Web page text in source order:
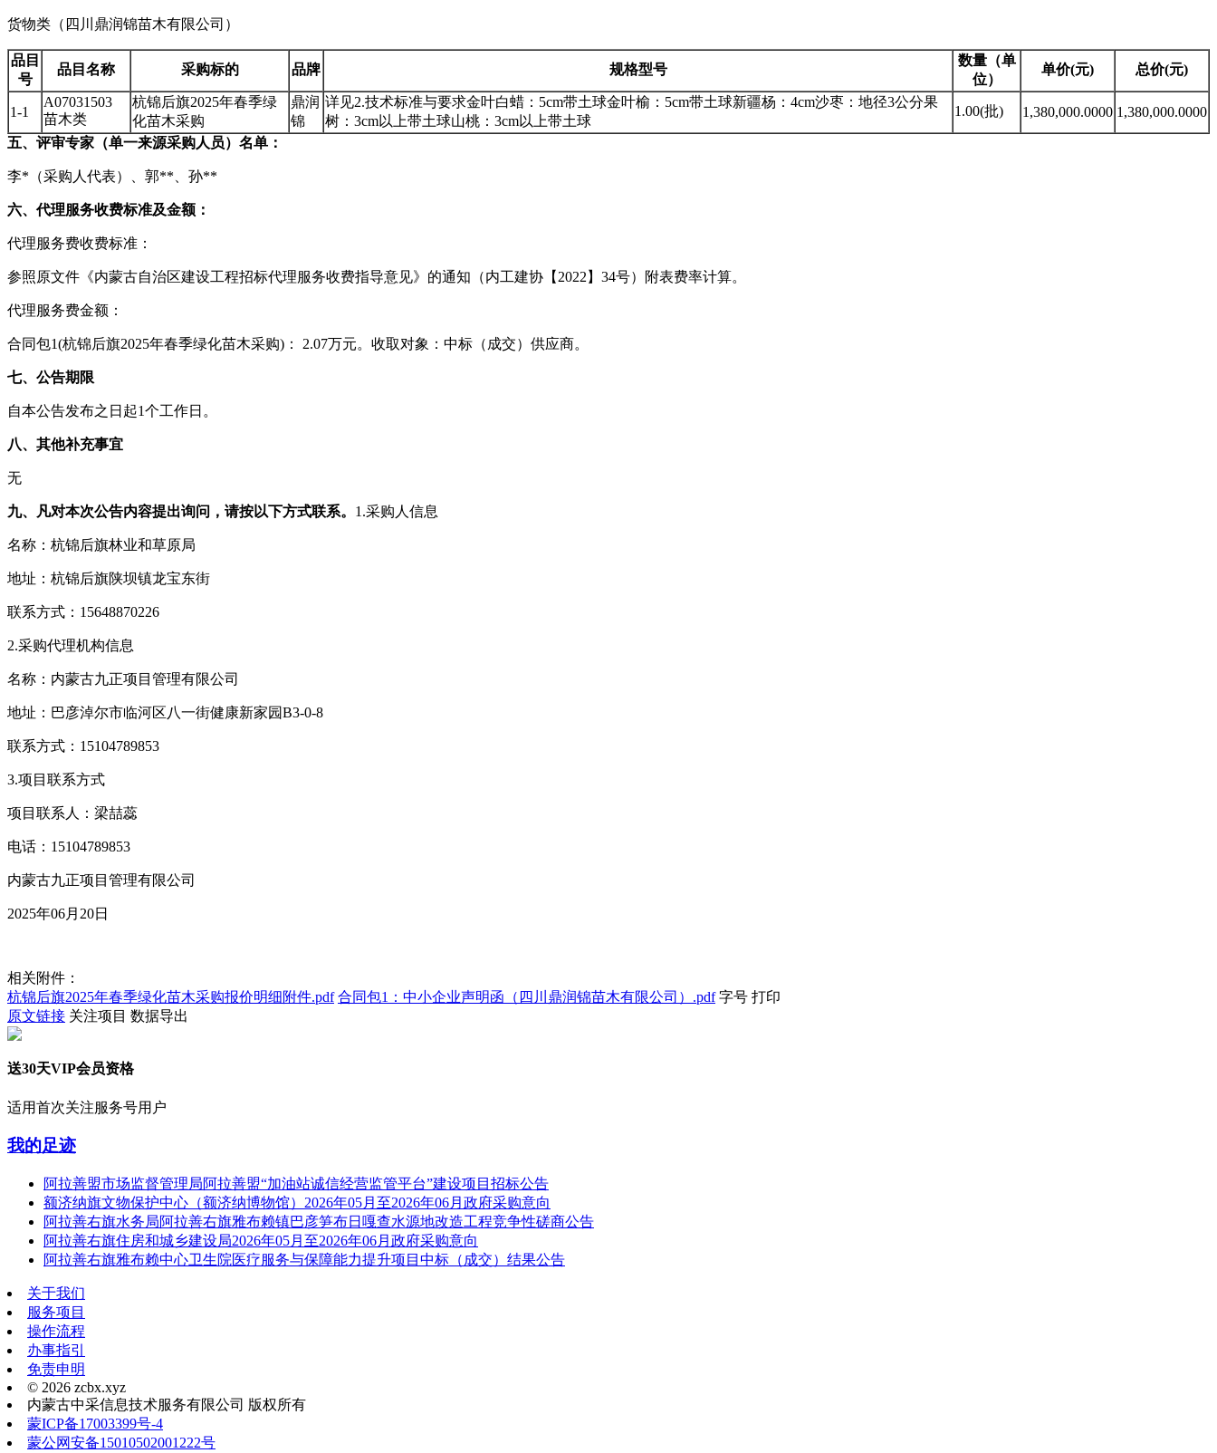
货物类（四川鼎润锦苗木有限公司）
品目
号
品目名称 采购标的 品牌 规格型号
数量（单
位）
单价(元) 总价(元)
1-1
A07031503
苗木类
杭锦后旗2025年春季绿
化苗木采购
鼎润
锦
详见2.技术标准与要求金叶白蜡：5cm带土球金叶榆：5cm带土球新疆杨：4cm沙枣：地径3公分果
树：3cm以上带土球山桃：3cm以上带土球
1.00(批) 1,380,000.0000 1,380,000.0000
五、评审专家（单一来源采购人员）名单：
李*（采购人代表）、郭**、孙**
六、代理服务收费标准及金额：
代理服务费收费标准：
参照原文件《内蒙古自治区建设工程招标代理服务收费指导意见》的通知（内工建协【2022】34号）附表费率计算。
代理服务费金额：
合同包1(杭锦后旗2025年春季绿化苗木采购)： 2.07万元。收取对象：中标（成交）供应商。
七、公告期限
自本公告发布之日起1个工作日。
八、其他补充事宜
无
九、凡对本次公告内容提出询问，请按以下方式联系。 1.采购人信息
名称：杭锦后旗林业和草原局
地址：杭锦后旗陕坝镇龙宝东街
联系方式：15648870226
2.采购代理机构信息
名称：内蒙古九正项目管理有限公司
地址：巴彦淖尔市临河区八一街健康新家园B3-0-8
联系方式：15104789853
3.项目联系方式
项目联系人：梁喆蕊
电话：15104789853
内蒙古九正项目管理有限公司
2025年06月20日
相关附件：
杭锦后旗2025年春季绿化苗木采购报价明细附件.pdf 合同包1：中小企业声明函（四川鼎润锦苗木有限公司）.pdf 字号 打印
原文链接 关注项目 数据导出
送30天VIP会员资格
适用首次关注服务号用户
我的足迹
阿拉善盟市场监督管理局阿拉善盟“加油站诚信经营监管平台”建设项目招标公告
额济纳旗文物保护中心（额济纳博物馆）2026年05月至2026年06月政府采购意向
阿拉善右旗水务局阿拉善右旗雅布赖镇巴彦笋布日嘎查水源地改造工程竞争性磋商公告
阿拉善右旗住房和城乡建设局2026年05月至2026年06月政府采购意向
阿拉善右旗雅布赖中心卫生院医疗服务与保障能力提升项目中标（成交）结果公告
关于我们
服务项目
操作流程
办事指引
免责申明
© 2026 zcbx.xyz
内蒙古中采信息技术服务有限公司 版权所有
蒙ICP备17003399号-4
蒙公网安备15010502001222号